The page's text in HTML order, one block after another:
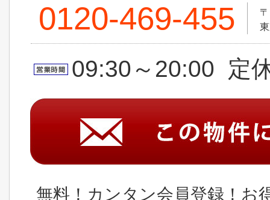
0120-469-455
09:30～20:00 定
無料！カンタン会員登録！お